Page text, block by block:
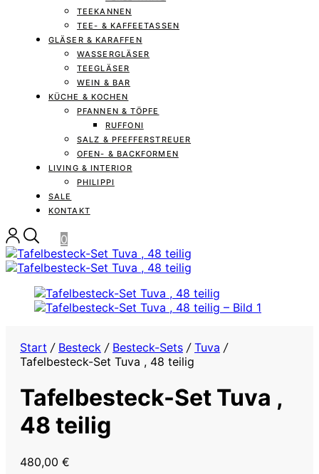
TEEKANNEN
TEE- & KAFFEETASSEN
GLÄSER & KARAFFEN
WASSERGLÄSER
TEEGLÄSER
WEIN & BAR
KÜCHE & KOCHEN
PFANNEN & TÖPFE
RUFFONI
SALZ & PFEFFERSTREUER
OFEN- & BACKFORMEN
LIVING & INTERIOR
PHILIPPI
SALE
KONTAKT
0
Start / Besteck / Besteck-Sets / Tuva /
Tafelbesteck-Set Tuva , 48 teilig
Tafelbesteck-Set Tuva ,
48 teilig
480,00 €